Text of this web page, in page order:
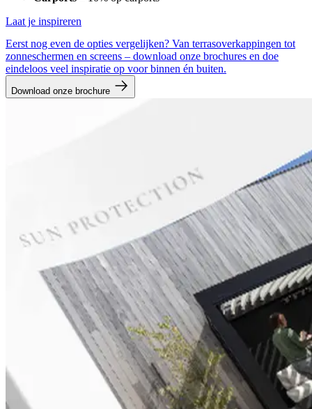
Laat je inspireren
Eerst nog even de opties vergelijken? Van terrasoverkappingen tot
zonneschermen en screens – download onze brochures en doe
eindeloos veel inspiratie op voor binnen én buiten.
Download onze brochure